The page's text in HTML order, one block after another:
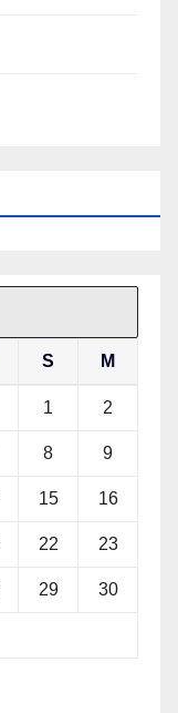
S M
1 2
8 9
15 16
22 23
29 30